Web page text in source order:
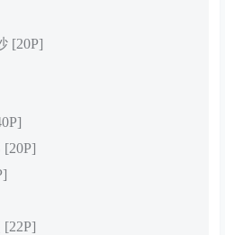
[20P]